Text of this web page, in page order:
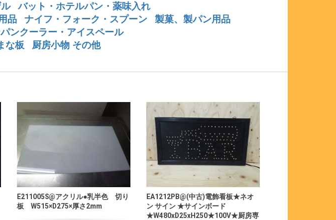
バット・ホテルパン・薬味入れ
品 ナイフ・フォーク・スプーン
製菓、製パン用品
ンクーラー・アイスペール
な板 厨房小物 その他
E211005S@アクリル●乳半色 切り
板 W515×D275×厚さ2mm
EA1212PB@(中古)電飾看板★ネオ
ン サイン ★サインボード
★W480xD25xH250★100V★厨房専